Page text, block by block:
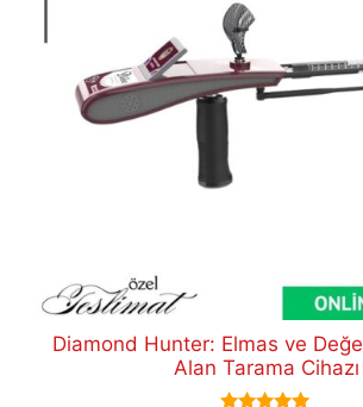
Diamond Hunter: Elmas ve
Alan Tarama Cihazı